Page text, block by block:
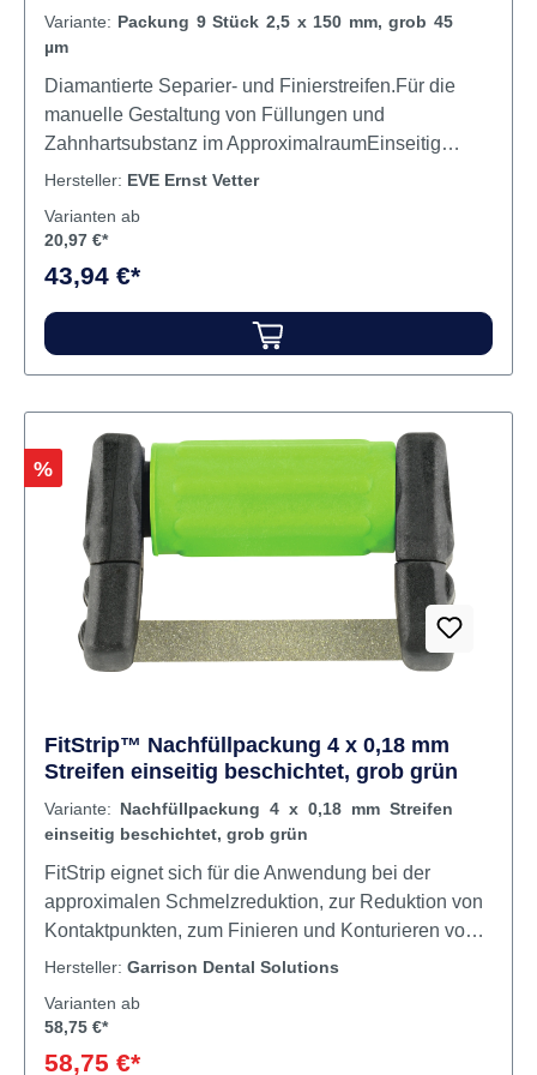
Variante: Packung 9 Stück 2,5 x 150 mm, grob 45
µm
Diamantierte Separier- und Finierstreifen.Für die
manuelle Gestaltung von Füllungen und
Zahnhartsubstanz im ApproximalraumEinseitig
beschichtet mit DiamantkörnungOptimierte
gegenüber vollbeschichteten StreifenAutoklavierbar
Hersteller: EVE Ernst Vetter
Varianten ab
20,97 €*
43,94 €*
Rabatt
%
FitStrip™ Nachfüllpackung 4 x 0,18 mm
Streifen einseitig beschichtet, grob grün
Variante: Nachfüllpackung 4 x 0,18 mm Streifen
einseitig beschichtet, grob grün
FitStrip eignet sich für die Anwendung bei der
approximalen Schmelzreduktion, zur Reduktion von
Kontaktpunkten, zum Finieren und Konturieren von
Approximalkontakten, zur Entfernung von Zement
zur Trennung von versehentlich verbundenen
Hersteller: Garrison Dental Solutions
Varianten ab
58,75 €*
58,75 €*